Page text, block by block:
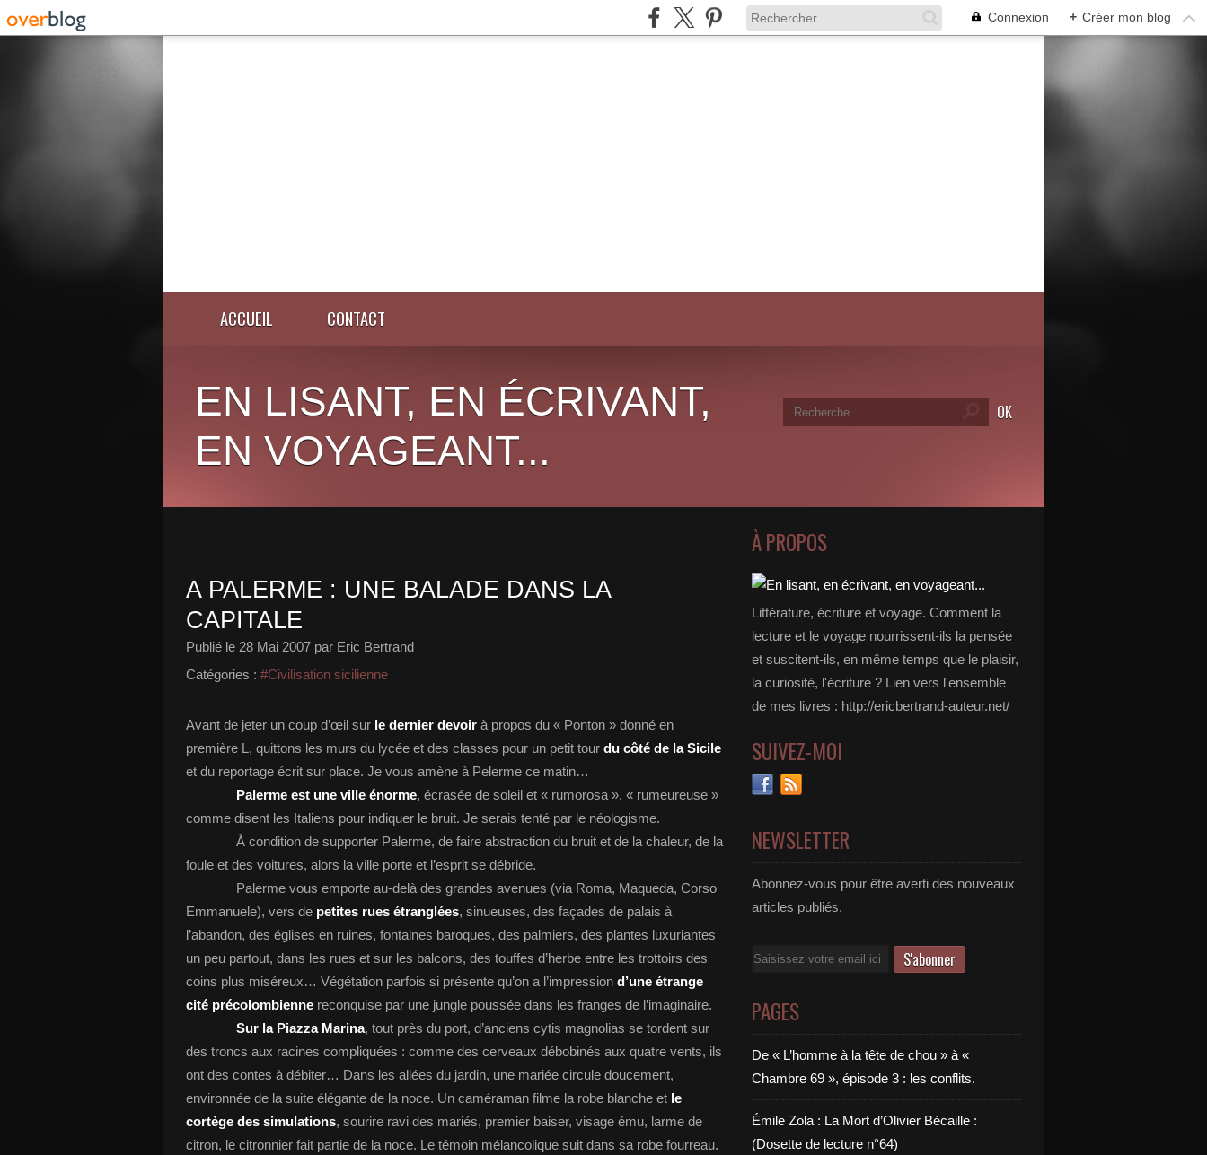
Connexion + Créer mon blog
ACCUEIL CONTACT
EN LISANT, EN ÉCRIVANT,
EN VOYAGEANT...
A PALERME : UNE BALADE DANS LA
CAPITALE
Publié le 28 Mai 2007 par Eric Bertrand
Catégories : #Civilisation sicilienne
Avant de jeter un coup d’œil sur le dernier devoir à propos du « Ponton » donné en
première L, quittons les murs du lycée et des classes pour un petit tour du côté de la Sicile
et du reportage écrit sur place. Je vous amène à Pelerme ce matin…
Palerme est une ville énorme, écrasée de soleil et « rumorosa », « rumeureuse »
comme disent les Italiens pour indiquer le bruit. Je serais tenté par le néologisme.
À condition de supporter Palerme, de faire abstraction du bruit et de la chaleur, de la
foule et des voitures, alors la ville porte et l’esprit se débride.
Palerme vous emporte au-delà des grandes avenues (via Roma, Maqueda, Corso
Emmanuele), vers de petites rues étranglées, sinueuses, des façades de palais à
l’abandon, des églises en ruines, fontaines baroques, des palmiers, des plantes luxuriantes
un peu partout, dans les rues et sur les balcons, des touffes d’herbe entre les trottoirs des
coins plus miséreux… Végétation parfois si présente qu’on a l’impression d’une étrange
cité précolombienne reconquise par une jungle poussée dans les franges de l’imaginaire.
Sur la Piazza Marina, tout près du port, d’anciens cytis magnolias se tordent sur
des troncs aux racines compliquées : comme des cerveaux débobinés aux quatre vents, ils
ont des contes à débiter… Dans les allées du jardin, une mariée circule doucement,
environnée de la suite élégante de la noce. Un caméraman filme la robe blanche et le
cortège des simulations, sourire ravi des mariés, premier baiser, visage ému, larme de
citron, le citronnier fait partie de la noce. Le témoin mélancolique suit dans sa robe fourreau.
À PROPOS
Littérature, écriture et voyage. Comment la
lecture et le voyage nourrissent-ils la pensée
et suscitent-ils, en même temps que le plaisir,
la curiosité, l'écriture ? Lien vers l'ensemble
de mes livres : http://ericbertrand-auteur.net/
SUIVEZ-MOI
NEWSLETTER
Abonnez-vous pour être averti des nouveaux
articles publiés.
Email
PAGES
De « L’homme à la tête de chou » à «
Chambre 69 », épisode 3 : les conflits.
Émile Zola : La Mort d’Olivier Bécaille :
(Dosette de lecture n°64)